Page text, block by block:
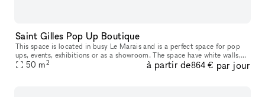
Saint Gilles Pop Up Boutique
This space is located in busy Le Marais and is a perfect space for pop
ups, events, exhibitions or as a showroom. The space have white walls,
wooden flooring. Fashion week + high season prices: 7250
50 m2 à partir de864 € par jour